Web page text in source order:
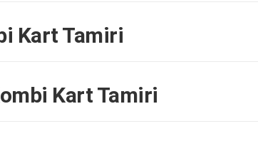
Kart Tamiri
Kart Tamiri